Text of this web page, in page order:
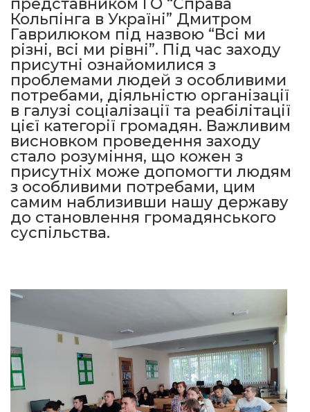
Кольпінга в Україні” Дмитром
Гаврилюком під назвою “Всі ми
різні, всі ми рівні”. Під час заходу
присутні ознайомилися з
проблемами людей з особливими
потребами, діяльністю організації
в галузі соціалізації та реабілітації
цієї категорії громадян. Важливим
висновком проведення заходу
стало розуміння, що кожен з
присутніх може допомогти людям
з особливими потребами, цим
самим наблизивши нашу державу
до становлення громадянського
суспільства.